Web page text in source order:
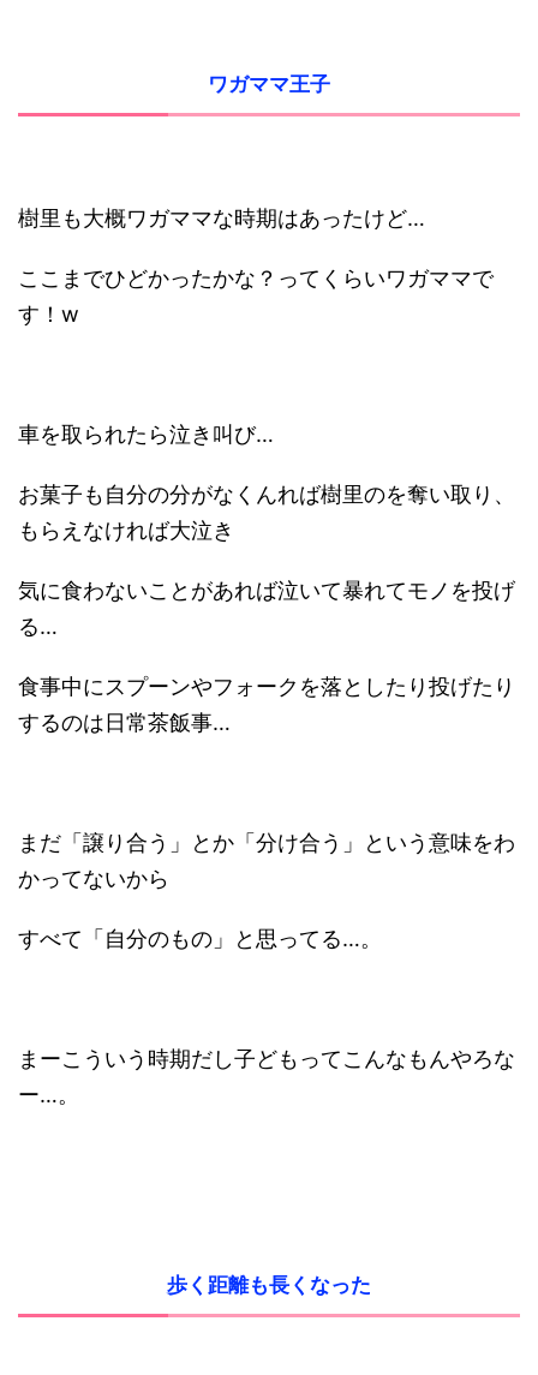
ワガママ王子
樹里も大概ワガママな時期はあったけど…
ここまでひどかったかな？ってくらいワガママで
す！w
車を取られたら泣き叫び…
お菓子も自分の分がなくんれば樹里のを奪い取り、
もらえなければ大泣き
気に食わないことがあれば泣いて暴れてモノを投げ
る…
食事中にスプーンやフォークを落としたり投げたり
するのは日常茶飯事…
まだ「譲り合う」とか「分け合う」という意味をわ
かってないから
すべて「自分のもの」と思ってる…。
まーこういう時期だし子どもってこんなもんやろな
ー…。
歩く距離も長くなった